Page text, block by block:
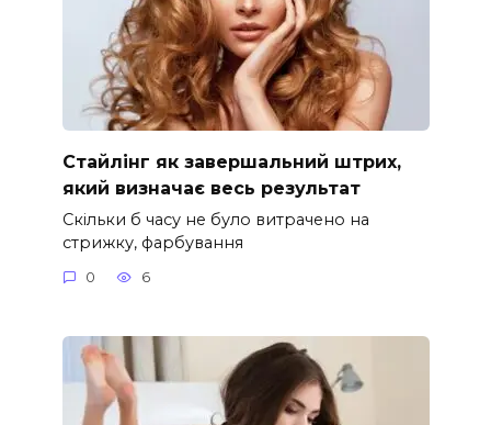
Стайлінг як завершальний штрих,
який визначає весь результат
Скільки б часу не було витрачено на
стрижку, фарбування
0 6